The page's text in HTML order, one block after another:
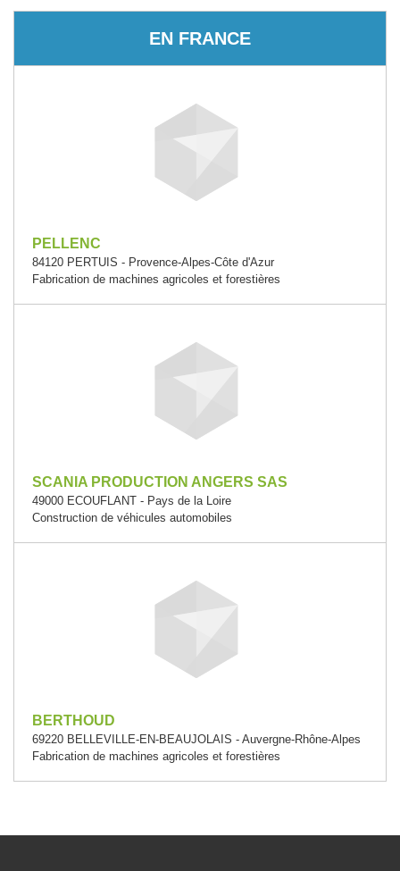
EN FRANCE
PELLENC
84120 PERTUIS - Provence-Alpes-Côte d'Azur
Fabrication de machines agricoles et forestières
SCANIA PRODUCTION ANGERS SAS
49000 ECOUFLANT - Pays de la Loire
Construction de véhicules automobiles
BERTHOUD
69220 BELLEVILLE-EN-BEAUJOLAIS - Auvergne-Rhône-Alpes
Fabrication de machines agricoles et forestières